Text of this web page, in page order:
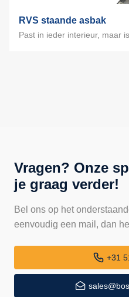
RVS staande asbak
Past in ieder interieur, maar
Vragen? Onze
je graag verder!
Bel ons op het
eenvoudig een mail, dan
+31